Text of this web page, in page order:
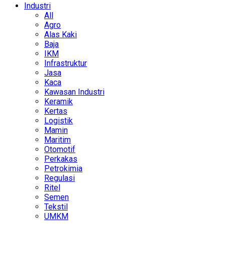
Industri
All
Agro
Alas Kaki
Baja
IKM
Infrastruktur
Jasa
Kaca
Kawasan Industri
Keramik
Kertas
Logistik
Mamin
Maritim
Otomotif
Perkakas
Petrokimia
Regulasi
Ritel
Semen
Tekstil
UMKM